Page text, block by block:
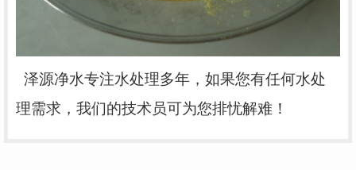
泽源净水专注水处理多年，如果您有任何水处
理需求，我们的技术员可为您排忧解难！